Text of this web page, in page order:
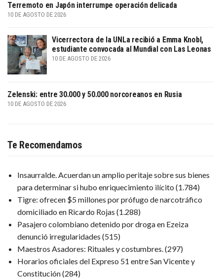
Terremoto en Japón interrumpe operación delicada
10 DE AGOSTO DE 2026
Vicerrectora de la UNLa recibió a Emma Knobl,
estudiante convocada al Mundial con Las Leonas
10 DE AGOSTO DE 2026
Zelenski: entre 30.000 y 50.000 norcoreanos en Rusia
10 DE AGOSTO DE 2026
Te Recomendamos
Insaurralde. Acuerdan un amplio peritaje sobre sus bienes
para determinar si hubo enriquecimiento ilícito (1.784)
Tigre: ofrecen $5 millones por prófugo de narcotráfico
domiciliado en Ricardo Rojas (1.288)
Pasajero colombiano detenido por droga en Ezeiza
denunció irregularidades (515)
Maestros Asadores: Rituales y costumbres.(297)
Horarios oficiales del Expreso 51 entre San Vicente y
Constitución(284)